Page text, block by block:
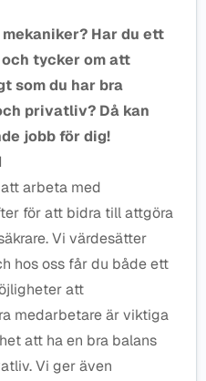
Har du ett
tycker om att
som du har bra
privatliv? Då kan
jobb för dig!
arbeta med
för att bidra till attgöra
Vi värdesätter
hos oss får du både ett
att
medarbetare är viktiga
att ha en bra balans
Vi ger även